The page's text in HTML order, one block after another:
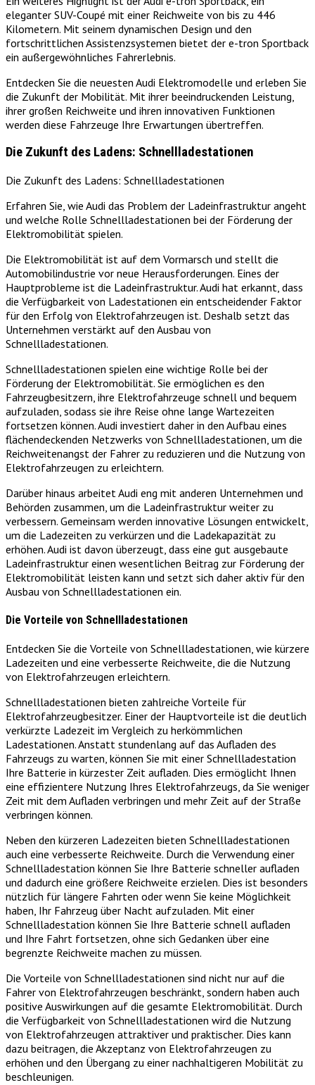
eleganter SUV-Coupé mit einer Reichweite von bis zu 446
Kilometern. Mit seinem dynamischen Design und den
fortschrittlichen Assistenzsystemen bietet der e-tron Sportback
ein außergewöhnliches Fahrerlebnis.
Entdecken Sie die neuesten Audi Elektromodelle und erleben Sie
die Zukunft der Mobilität. Mit ihrer beeindruckenden Leistung,
ihrer großen Reichweite und ihren innovativen Funktionen
werden diese Fahrzeuge Ihre Erwartungen übertreffen.
Die Zukunft des Ladens: Schnellladestationen
Die Zukunft des Ladens: Schnellladestationen
Erfahren Sie, wie Audi das Problem der Ladeinfrastruktur angeht
und welche Rolle Schnellladestationen bei der Förderung der
Elektromobilität spielen.
Die Elektromobilität ist auf dem Vormarsch und stellt die
Automobilindustrie vor neue Herausforderungen. Eines der
Hauptprobleme ist die Ladeinfrastruktur. Audi hat erkannt, dass
die Verfügbarkeit von Ladestationen ein entscheidender Faktor
für den Erfolg von Elektrofahrzeugen ist. Deshalb setzt das
Unternehmen verstärkt auf den Ausbau von
Schnellladestationen.
Schnellladestationen spielen eine wichtige Rolle bei der
Förderung der Elektromobilität. Sie ermöglichen es den
Fahrzeugbesitzern, ihre Elektrofahrzeuge schnell und bequem
aufzuladen, sodass sie ihre Reise ohne lange Wartezeiten
fortsetzen können. Audi investiert daher in den Aufbau eines
flächendeckenden Netzwerks von Schnellladestationen, um die
Reichweitenangst der Fahrer zu reduzieren und die Nutzung von
Elektrofahrzeugen zu erleichtern.
Darüber hinaus arbeitet Audi eng mit anderen Unternehmen und
Behörden zusammen, um die Ladeinfrastruktur weiter zu
verbessern. Gemeinsam werden innovative Lösungen entwickelt,
um die Ladezeiten zu verkürzen und die Ladekapazität zu
erhöhen. Audi ist davon überzeugt, dass eine gut ausgebaute
Ladeinfrastruktur einen wesentlichen Beitrag zur Förderung der
Elektromobilität leisten kann und setzt sich daher aktiv für den
Ausbau von Schnellladestationen ein.
Die Vorteile von Schnellladestationen
Entdecken Sie die Vorteile von Schnellladestationen, wie kürzere
Ladezeiten und eine verbesserte Reichweite, die die Nutzung
von Elektrofahrzeugen erleichtern.
Schnellladestationen bieten zahlreiche Vorteile für
Elektrofahrzeugbesitzer. Einer der Hauptvorteile ist die deutlich
verkürzte Ladezeit im Vergleich zu herkömmlichen
Ladestationen. Anstatt stundenlang auf das Aufladen des
Fahrzeugs zu warten, können Sie mit einer Schnellladestation
Ihre Batterie in kürzester Zeit aufladen. Dies ermöglicht Ihnen
eine effizientere Nutzung Ihres Elektrofahrzeugs, da Sie weniger
Zeit mit dem Aufladen verbringen und mehr Zeit auf der Straße
verbringen können.
Neben den kürzeren Ladezeiten bieten Schnellladestationen
auch eine verbesserte Reichweite. Durch die Verwendung einer
Schnellladestation können Sie Ihre Batterie schneller aufladen
und dadurch eine größere Reichweite erzielen. Dies ist besonders
nützlich für längere Fahrten oder wenn Sie keine Möglichkeit
haben, Ihr Fahrzeug über Nacht aufzuladen. Mit einer
Schnellladestation können Sie Ihre Batterie schnell aufladen
und Ihre Fahrt fortsetzen, ohne sich Gedanken über eine
begrenzte Reichweite machen zu müssen.
Die Vorteile von Schnellladestationen sind nicht nur auf die
Fahrer von Elektrofahrzeugen beschränkt, sondern haben auch
positive Auswirkungen auf die gesamte Elektromobilität. Durch
die Verfügbarkeit von Schnellladestationen wird die Nutzung
von Elektrofahrzeugen attraktiver und praktischer. Dies kann
dazu beitragen, die Akzeptanz von Elektrofahrzeugen zu
erhöhen und den Übergang zu einer nachhaltigeren Mobilität zu
beschleunigen.